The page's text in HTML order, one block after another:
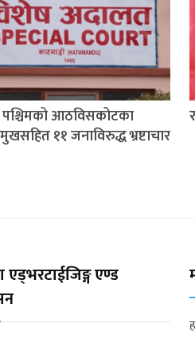
आठविसकोटका
११ जनाविरुद्ध भ्रष्टाचार
एड्भरटाईजिङ्ग एण्ड